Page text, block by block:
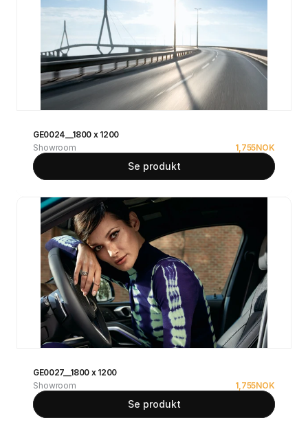
GE0024__1800 x 1200
Showroom
1,755NOK
Se produkt
GE0027__1800 x 1200
Showroom
1,755NOK
Se produkt